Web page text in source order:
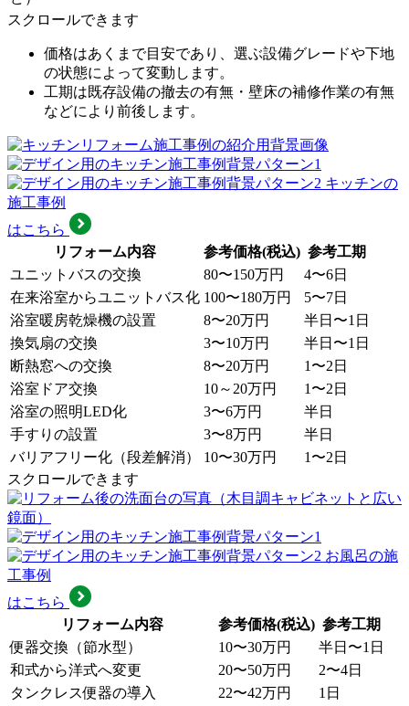
スクロールできます
価格はあくまで目安であり、選ぶ設備グレードや下地
の状態によって変動します。
工期は既存設備の撤去の有無・壁床の補修作業の有無
などにより前後します。
キッチンの
施工事例
はこちら
リフォーム内容
参考価格(税込) 参考工期
ユニットバスの交換
80〜150万円
4〜6日
在来浴室からユニットバス化 100〜180万円
5〜7日
浴室暖房乾燥機の設置
8〜20万円
半日〜1日
換気扇の交換
3〜10万円
半日〜1日
断熱窓への交換
8〜20万円
1〜2日
浴室ドア交換
10～20万円
1〜2日
浴室の照明LED化
3〜6万円
半日
手すりの設置
3〜8万円
半日
バリアフリー化（段差解消）
10〜30万円
1〜2日
スクロールできます
お風呂の施
工事例
はこちら
リフォーム内容
参考価格(税込) 参考工期
便器交換（節水型）
10〜30万円
半日〜1日
和式から洋式へ変更
20〜50万円
2〜4日
タンクレス便器の導入
22〜42万円
1日